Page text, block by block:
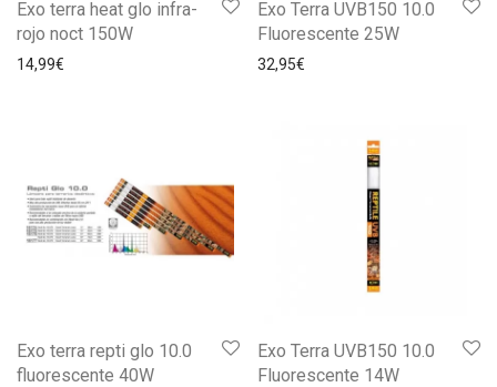
Exo terra heat glo infra-
rojo noct 150W
14,99€
Exo Terra UVB150 10.0
Fluorescente 25W
32,95€
Exo terra repti glo 10.0
fluorescente 40W
Exo Terra UVB150 10.0
Fluorescente 14W